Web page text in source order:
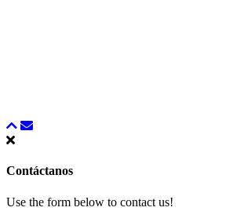
Contáctanos
Use the form below to contact us!